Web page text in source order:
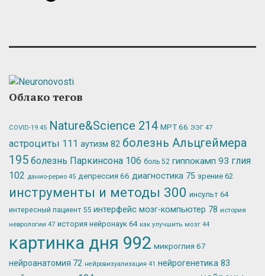
Облако тегов
COVID-19 45 Nature&Science 214 МРТ66 ЭЭГ 47
астроциты 111 аутизм 82 болезнь Альцгеймера
195 болезнь Паркинсона 106 боль 52 гиппокамп 93 глия
102 данио-рерио 45 депрессия 66 диагностика 75 зрение 62
инструменты и методы 300 инсульт 64
интересный пациент 55 интерфейс мозг-компьютер 78 история
неврологии 47 история нейронаук 64 как улучшить мозг 44
картинка дня 992 микроглия 67
нейроанатомия 72 нейровизуализация 41 нейрогенетика 83